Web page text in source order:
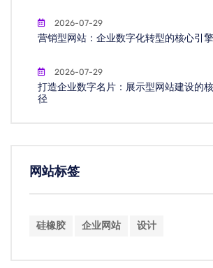
2026-07-29
营销型网站：企业数字化转型的核心引擎
2026-07-29
打造企业数字名片：展示型网站建设的
径
网站标签
硅橡胶 企业网站 设计